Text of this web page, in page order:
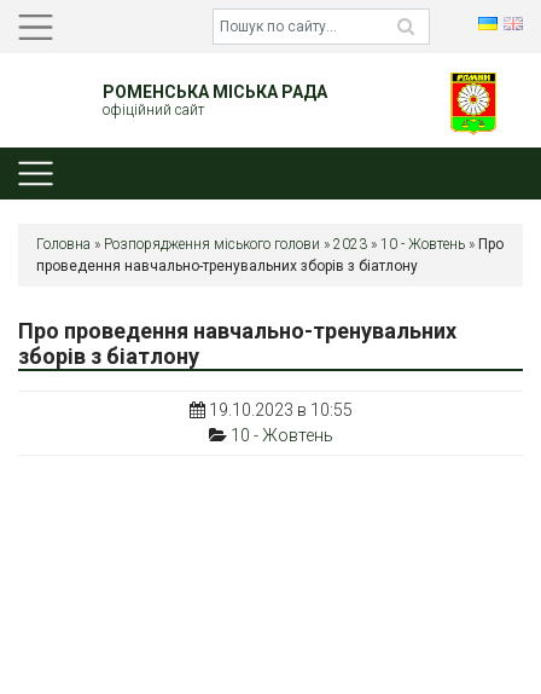
РОМЕНСЬКА МІСЬКА РАДА
офіційний сайт
Головна » Розпорядження міського голови » 2023 » 10 - Жовтень » Про
проведення навчально-тренувальних зборів з біатлону
Про проведення навчально-тренувальних
зборів з біатлону
19.10.2023 в 10:55
10 - Жовтень